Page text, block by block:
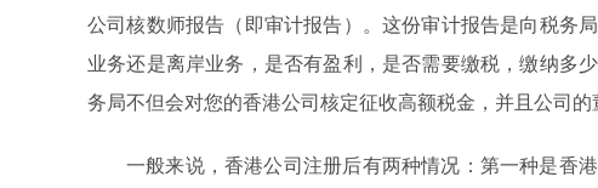
公司核数师报告（即审计报告）。这份审计报告是向税务
业务还是离岸业务，是否有盈利，是否需要缴税，缴纳多
务局不但会对您的香港公司核定征收高额税金，并且公司的
一般来说，香港公司注册后有两种情况：第一种是香